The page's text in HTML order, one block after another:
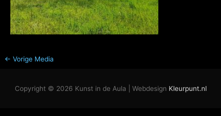
← Vorige Media
Copyright © 2026 Kunst in de Aula | Webdesign Kleurpunt.nl